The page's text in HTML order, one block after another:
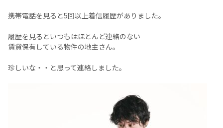
携帯電話を見ると5回以上着信履歴がありました。
履歴を見るといつもはほとんど連絡のない
賃貸保有している物件の地主さん。
珍しいな・・と思って連絡しました。